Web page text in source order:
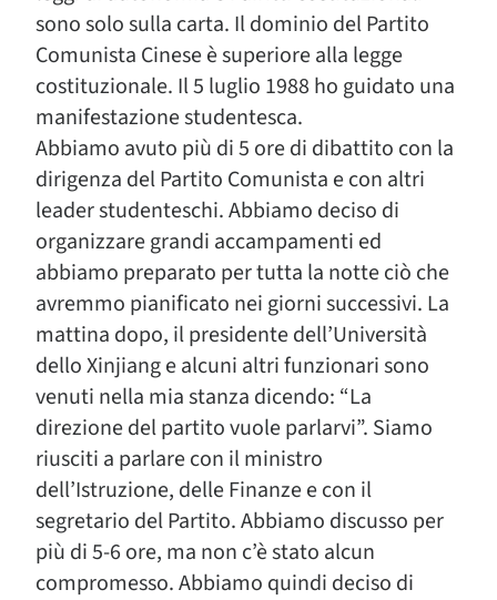
sono solo sulla carta. Il dominio del Partito
Comunista Cinese è superiore alla legge
costituzionale. Il 5 luglio 1988 ho guidato una
manifestazione studentesca.
Abbiamo avuto più di 5 ore di dibattito con la
dirigenza del Partito Comunista e con altri
leader studenteschi. Abbiamo deciso di
organizzare grandi accampamenti ed
abbiamo preparato per tutta la notte ciò che
avremmo pianificato nei giorni successivi. La
mattina dopo, il presidente dell’Università
dello Xinjiang e alcuni altri funzionari sono
venuti nella mia stanza dicendo: “La
direzione del partito vuole parlarvi”. Siamo
riusciti a parlare con il ministro
dell’Istruzione, delle Finanze e con il
segretario del Partito. Abbiamo discusso per
più di 5-6 ore, ma non c’è stato alcun
compromesso. Abbiamo quindi deciso di